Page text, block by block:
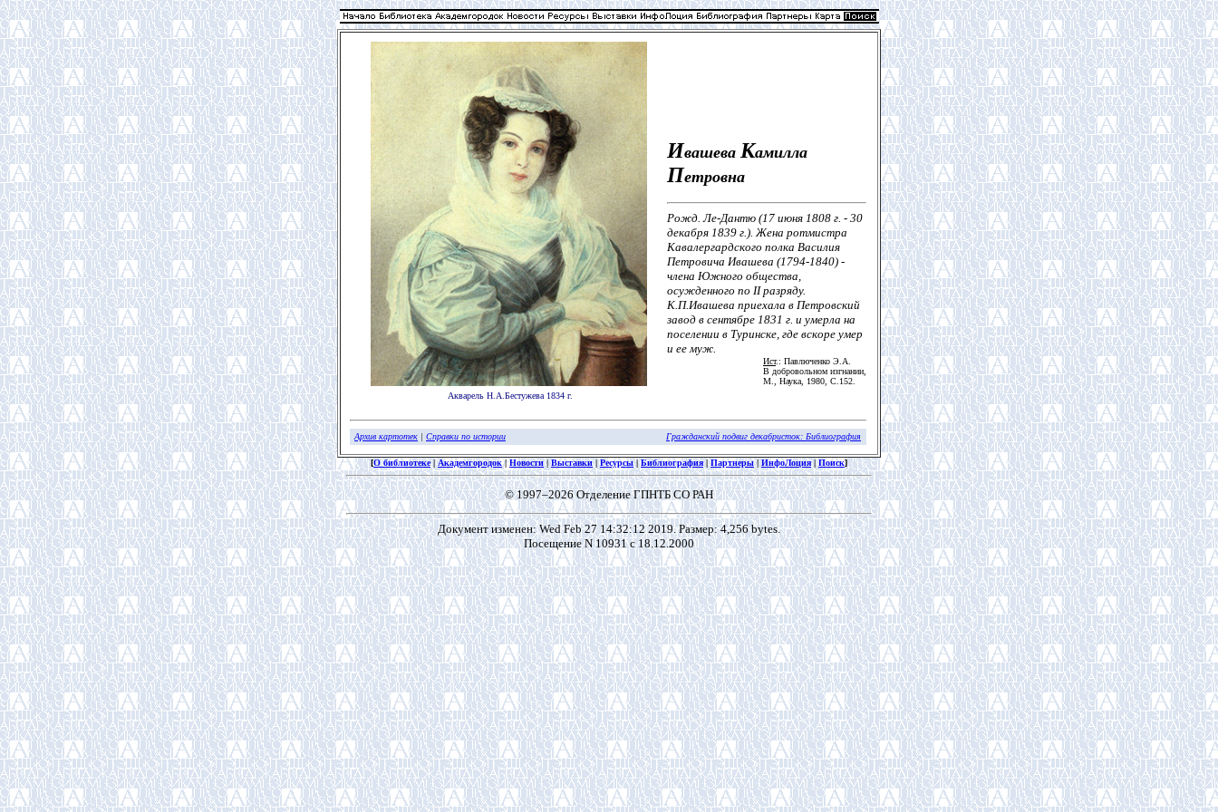
Ивашева Камилла
Петровна
Рожд. Ле-Дантю (17 июня 1808 г. - 30
декабря 1839 г.). Жена ротмистра
Кавалергардского полка Василия
Петровича Ивашева (1794-1840) -
члена Южного общества,
осужденного по II разряду.
К.П.Ивашева приехала в Петровский
завод в сентябре 1831 г. и умерла на
поселении в Туринске, где вскоре умер
и ее муж.
Ист.: Павлюченко Э.А.
В добровольном изгнании,
М., Наука, 1980, С.152.
Акварель Н.А.Бестужева 1834 г.
Архив картотек | Справки по истории Гражданский подвиг декабристок: Библиография
[О библиотеке|Академгородок|Новости|Выставки|Ресурсы|Библиография|Партнеры|ИнфоЛоция|Поиск]
© 1997–2026 Отделение ГПНТБ СО РАН
Документ изменен: Wed Feb 27 14:32:12 2019. Размер: 4,256 bytes.
Посещение N 10931 с 18.12.2000